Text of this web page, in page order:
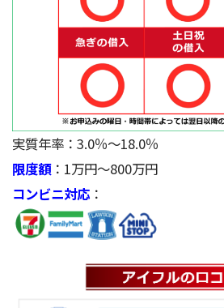
実質年率：3.0％～18.0％
限度額：1万円～800万円
コンビニ対応 ：